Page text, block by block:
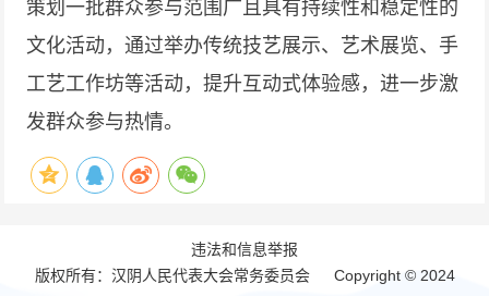
策划一批群众参与范围广且具有持续性和稳定性的
文化活动，通过举办传统技艺展示、艺术展览、手
工艺工作坊等活动，提升互动式体验感，进一步激
发群众参与热情。
违法和信息举报
版权所有：汉阴人民代表大会常务委员会 Copyright © 2024